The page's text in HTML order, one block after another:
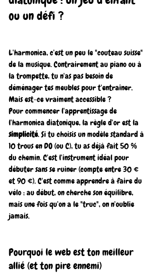
ou un défi ?
L'harmonica, c'est un peu le "couteau suisse"
de la musique. Contrairement au piano ou à
la trompette, tu n'as pas besoin de
déménager tes meubles pour t'entraîner.
Mais est-ce vraiment accessible ?
Pour commencer l'apprentissage de
l'harmonica diatonique, la règle d'or est la
simplicité. Si tu choisis un modèle standard à
10 trous en DO (ou C), tu as déjà fait 50 %
du chemin. C'est l'instrument idéal pour
débuter sans se ruiner (compte entre 30 €
et 90 €). C'est comme apprendre à faire du
vélo : au début, on cherche son équilibre,
mais une fois qu'on a le "truc", on n'oublie
jamais.
Pourquoi le web est ton meilleur
allié (et ton pire ennemi)